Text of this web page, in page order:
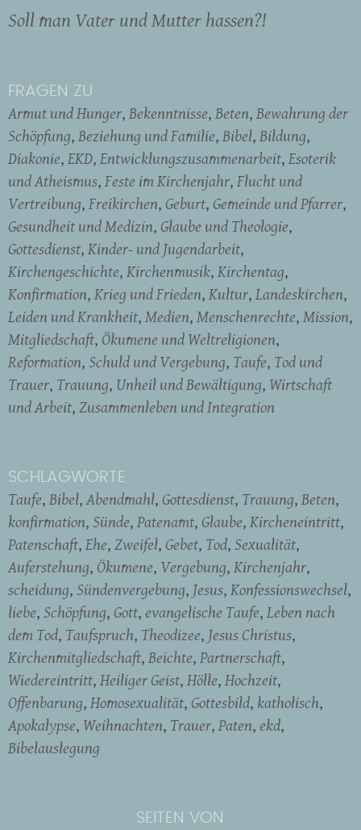
Soll man Vater und Mutter hassen?!
FRAGEN ZU
Armut und Hunger Bekenntnisse Beten Bewahrung der
Schöpfung Beziehung und Familie Bibel Bildung
Diakonie EKD Entwicklungszusammenarbeit Esoterik
und Atheismus Feste im Kirchenjahr Flucht und
Vertreibung Freikirchen Geburt Gemeinde und Pfarrer
Gesundheit und Medizin Glaube und Theologie
Gottesdienst Kinder- und Jugendarbeit
Kirchengeschichte Kirchenmusik Kirchentag
Konfirmation Krieg und Frieden Kultur Landeskirchen
Leiden und Krankheit Medien Menschenrechte Mission
Mitgliedschaft Ökumene und Weltreligionen
Reformation Schuld und Vergebung Taufe Tod und
Trauer Trauung Unheil und Bewältigung Wirtschaft
und Arbeit Zusammenleben und Integration
SCHLAGWORTE
Taufe Bibel Abendmahl Gottesdienst Trauung Beten
konfirmation Sünde Patenamt Glaube Kircheneintritt
Patenschaft Ehe Zweifel Gebet Tod Sexualität
Auferstehung Ökumene Vergebung Kirchenjahr
scheidung Sündenvergebung Jesus Konfessionswechsel
liebe Schöpfung Gott evangelische Taufe Leben nach
dem Tod Taufspruch Theodizee Jesus Christus
Kirchenmitgliedschaft Beichte Partnerschaft
Wiedereintritt Heiliger Geist Hölle Hochzeit
Offenbarung Homosexualität Gottesbild katholisch
Apokalypse Weihnachten Trauer Paten ekd
Bibelauslegung
SEITEN VON